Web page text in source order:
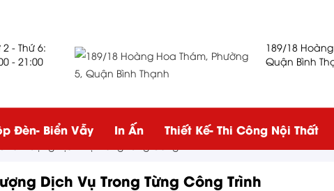
2 - Thứ 6:
- 21:00
189/18
Quận Bình
Đèn- Biển Vẫy In Ấn Thiết Kế- Thi Công Nội Thất
Dịch Vụ Trong Từng Công Trình